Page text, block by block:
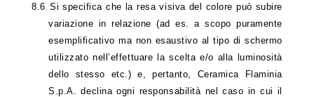
8.6 Si specifica che la resa visiva del colore può subire
variazione in relazione (ad es. a scopo puramente
esemplificativo ma non esaustivo al tipo di schermo
utilizzato nell’effettuare la scelta e/o alla luminosità
dello stesso etc.) e, pertanto, Ceramica Flaminia
S.p.A. declina ogni responsabilità nel caso in cui il